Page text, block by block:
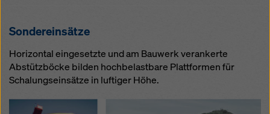
Sondereinsätze
Horizontal eingesetzte und am Bauwerk verankerte
Abstützböcke bilden hochbelastbare Plattformen für
Schalungseinsätze in luftiger Höhe.